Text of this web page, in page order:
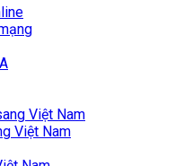
Việt Nam